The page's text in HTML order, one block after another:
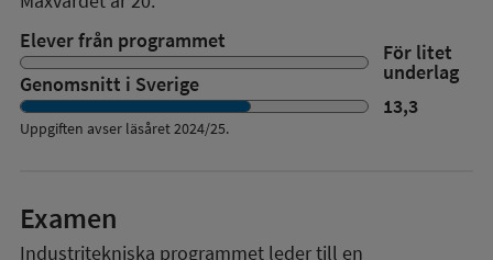
Elever från programmet
För litet
underlag
Genomsnitt i Sverige
13,3
Uppgiften avser läsåret2024/25.
Examen
Industritekniska programmet leder till en